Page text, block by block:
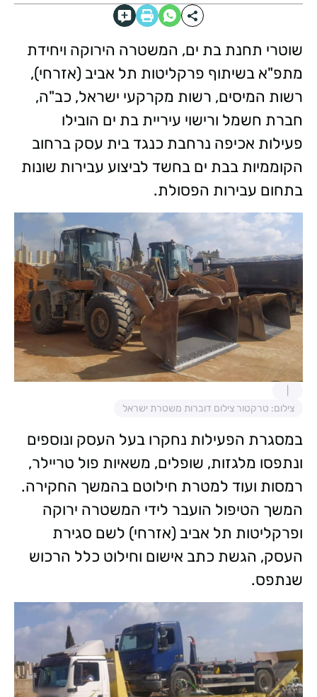
שוטרי תחנת בת ים, המשטרה הירוקה ויחידת
מתפ"א בשיתוף פרקליטות תל אביב (אזרחי),
רשות המיסים, רשות מקרקעי ישראל, כב"ה,
חברת חשמל ורישוי עיריית בת ים הובילו
פעילות אכיפה נרחבת כנגד בית עסק ברחוב
הקוממיות בבת ים בחשד לביצוע עבירות שונות
בתחום עבירות הפסולת.
צילום: טרקטור צילום דוברות משטרת ישראל
במסגרת הפעילות נחקרו בעל העסק ונוספים
ונתפסו מלגזות, שופלים, משאיות פול טריילר,
רמסות ועוד למטרת חילוטם בהמשך החקירה.
המשך הטיפול הועבר לידי המשטרה ירוקה
ופרקליטות תל אביב (אזרחי) לשם סגירת
העסק, הגשת כתב אישום וחילוט כלל הרכוש
שנתפס.